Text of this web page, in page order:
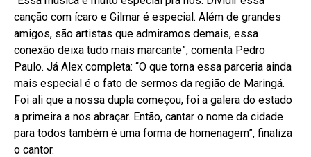
canção com ícaro e Gilmar é especial. Além de grandes
amigos, são artistas que admiramos demais, essa
conexão deixa tudo mais marcante”, comenta Pedro
Paulo. Já Alex completa: “O que torna essa parceria ainda
mais especial é o fato de sermos da região de Maringá.
Foi ali que a nossa dupla começou, foi a galera do estado
a primeira a nos abraçar. Então, cantar o nome da cidade
para todos também é uma forma de homenagem”, finaliza
o cantor.